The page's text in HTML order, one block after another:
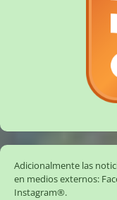
Adicionalmente las
en medios externos:
Instagram®.